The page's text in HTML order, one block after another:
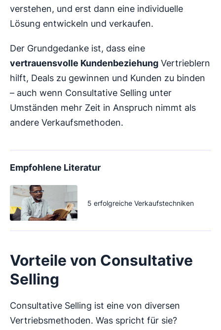
verstehen, und erst dann eine individuelle
Lösung entwickeln und verkaufen.
Der Grundgedanke ist, dass eine
vertrauensvolle Kundenbeziehung Vertrieblern
hilft, Deals zu gewinnen und Kunden zu binden
– auch wenn Consultative Selling unter
Umständen mehr Zeit in Anspruch nimmt als
andere Verkaufsmethoden.
Empfohlene Literatur
5 erfolgreiche Verkaufstechniken
Vorteile von Consultative
Selling
Consultative Selling ist eine von diversen
Vertriebsmethoden. Was spricht für sie?